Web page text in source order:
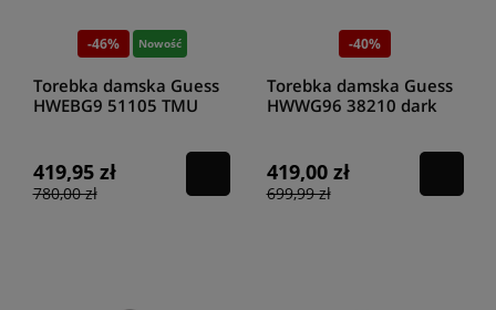
-46% Nowość
Torebka damska Guess
HWEBG9 51105 TMU
419,95 zł
780,00 zł
-40%
Torebka damska Guess
HWWG96 38210 dark
419,00 zł
699,99 zł